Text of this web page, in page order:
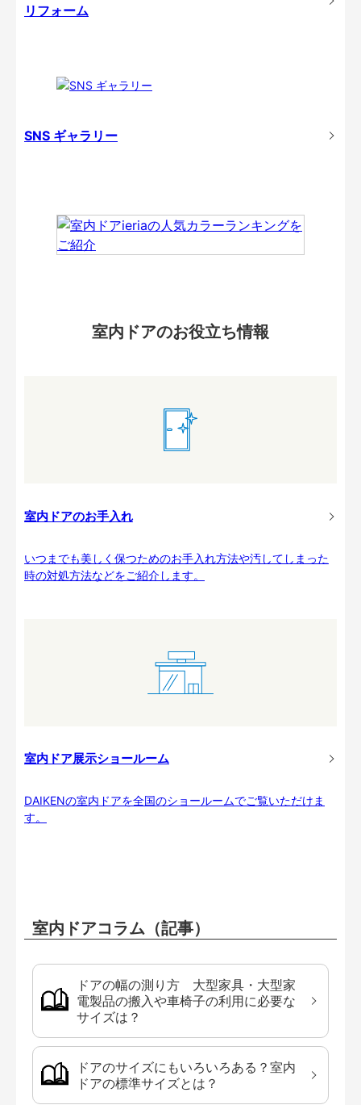
リフォーム
SNS ギャラリー
室内ドアのお役立ち情報
室内ドアのお手入れ
いつまでも美しく保つためのお手入れ方法や汚してしまった
時の対処方法などをご紹介します。
室内ドア展示ショールーム
DAIKENの室内ドアを全国のショールームでご覧いただけま
す。
室内ドアコラム（記事）
ドアの幅の測り方 大型家具・大型家
電製品の搬入や車椅子の利用に必要な
サイズは？
ドアのサイズにもいろいろある？室内
ドアの標準サイズとは？